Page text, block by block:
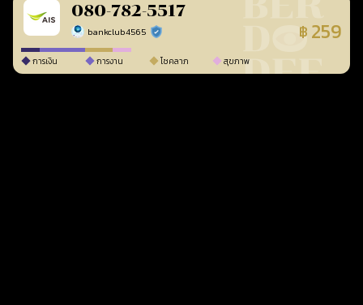
080-782-5517
bankclub4565 ร้านยืนยันแล้ว ฿ 259
การเงิน การงาน โชคลาภ สุขภาพ